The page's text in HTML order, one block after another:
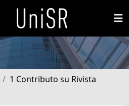
1 Contributo su Rivista